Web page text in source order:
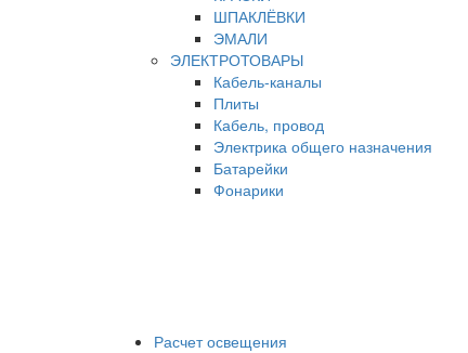
ШПАКЛЁВКИ
ЭМАЛИ
ЭЛЕКТРОТОВАРЫ
Кабель-каналы
Плиты
Кабель, провод
Электрика общего назначения
Батарейки
Фонарики
Расчет освещения